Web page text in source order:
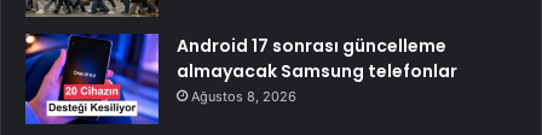
Android 17 sonrası güncelleme
almayacak Samsung telefonlar
Ağustos 8, 2026